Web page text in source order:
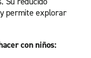
permite explorar
con niños: